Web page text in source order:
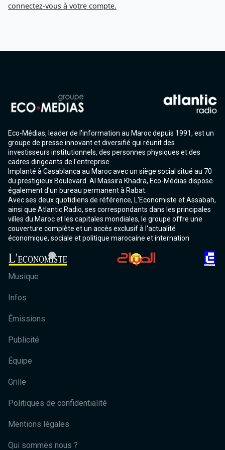
connectez-vous à votre compte.
Eco-Médias, leader de l'information au Maroc depuis 1991, est un
groupe de presse innovant et diversifié qui réunit des
investisseurs institutionnels, des personnes physiques et des
cadres dirigeants de l'entreprise.
Implanté à Casablanca au Maroc avec un siège social situé au 70
du prestigieux Boulevard. Al Massira Khadra, Eco-Médias dispose
également d'un bureau permanent à Rabat.
Avec ses deux quotidiens de référence, L'Economiste et Assabah,
ainsi que Atlantic Radio, ses correspondants dans les principales
villes du Maroc et les capitales mondiales, le groupe offre une
couverture complète et un accès exclusif à l'actualité
économique, sociale et politique marocaine et internation
Musique
Infos
Émissions
Publicité
Équipe
Grille
Politiques de confidentialité
Mentions légales
Qui sommes nous ?